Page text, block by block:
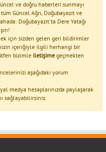
ve doğru haberleri sunmayı
Güncel Ağrı, Doğubayazıt ve
Doğubayazıt'ta Dere Yatağı
için sizden gelen geri bildirimler
içeriğiyle ilgili herhangi bir
bizimle iletişime geçmekten
aşağıdaki yorum
medya hesaplarınızda paylaşarak
sağlayabilirsiniz.